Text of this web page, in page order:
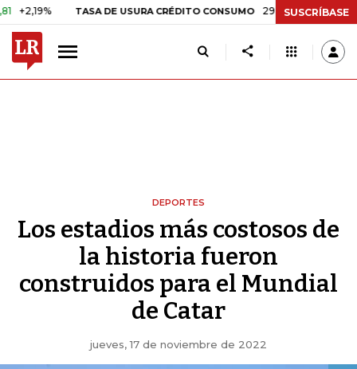
DE USURA CRÉDITO CONSUMO 29,66% +0,87% +3,02% DTF
SUSCRÍBASE
DEPORTES
Los estadios más costosos de
la historia fueron
construidos para el Mundial
de Catar
jueves, 17 de noviembre de 2022